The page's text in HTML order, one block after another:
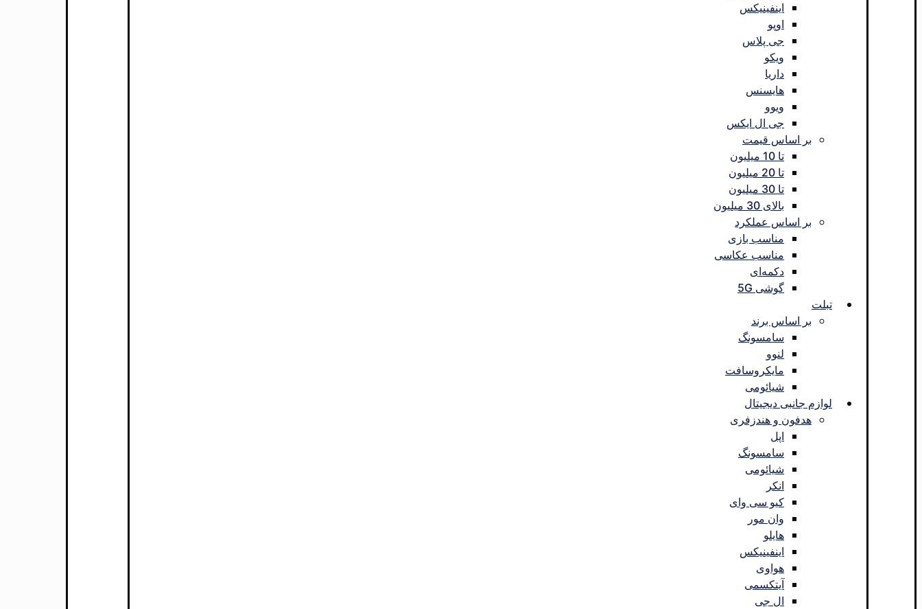
اینفینیکس
اوپو
جی پلاس
ویکو
داریا
هایسنس
ویوو
جی ال ایکس
بر اساس قیمت
تا 10 میلیون
تا 20 میلیون
تا 30 میلیون
بالای 30 میلیون
بر اساس عملکرد
مناسب بازی
مناسب عکاسی
دکمه‌ای
گوشی 5G
تبلت
بر اساس برند
سامسونگ
لنوو
مایکروسافت
شیائومی
لوازم جانبی دیجیتال
هدفون و هندزفری
اپل
سامسونگ
شیائومی
انکر
کیو سی وای
وان مور
هایلو
اینفینیکس
هواوی
آیتکسمی
ال جی